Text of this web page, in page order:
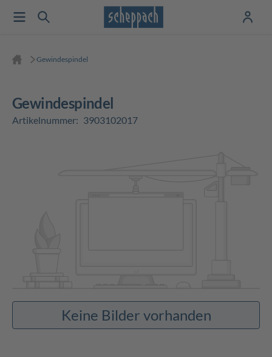
Gewindespindel
Gewindespindel
Artikelnummer: 3903102017
Keine Bilder vorhanden